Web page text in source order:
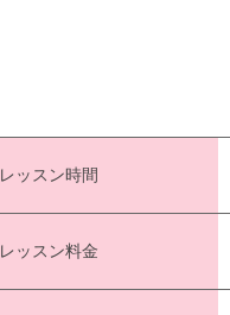
レッスン時間
レッスン料金